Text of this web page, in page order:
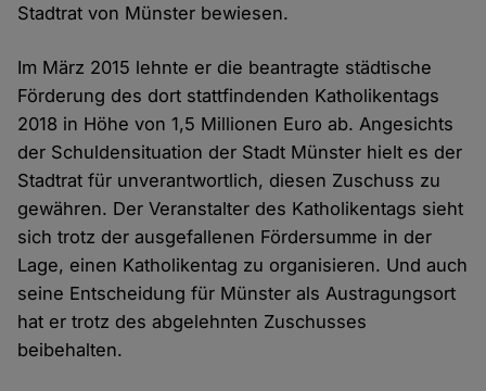
Stadtrat von Münster bewiesen.
Im März 2015 lehnte er die beantragte städtische
Förderung des dort stattfindenden Katholikentags
2018 in Höhe von 1,5 Millionen Euro ab. Angesichts
der Schuldensituation der Stadt Münster hielt es der
Stadtrat für unverantwortlich, diesen Zuschuss zu
gewähren. Der Veranstalter des Katholikentags sieht
sich trotz der ausgefallenen Fördersumme in der
Lage, einen Katholikentag zu organisieren. Und auch
seine Entscheidung für Münster als Austragungsort
hat er trotz des abgelehnten Zuschusses
beibehalten.